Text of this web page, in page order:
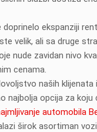
ekspanziji
velik, ali sa druge
nude zavidan nivo
cenama.
naših klijenata
najbolja opcija za koju
automobila
širok asortiman